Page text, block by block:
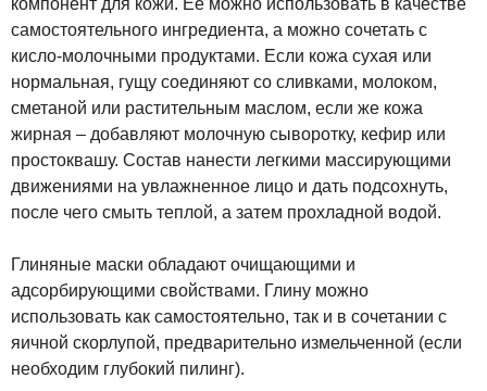
самостоятельного ингредиента, а можно сочетать с
кисло-молочными продуктами. Если кожа сухая или
нормальная, гущу соединяют со сливками, молоком,
сметаной или растительным маслом, если же кожа
жирная – добавляют молочную сыворотку, кефир или
простоквашу. Состав нанести легкими массирующими
движениями на увлажненное лицо и дать подсохнуть,
после чего смыть теплой, а затем прохладной водой.
Глиняные маски обладают очищающими и
адсорбирующими свойствами. Глину можно
использовать как самостоятельно, так и в сочетании с
яичной скорлупой, предварительно измельченной (если
необходим глубокий пилинг).